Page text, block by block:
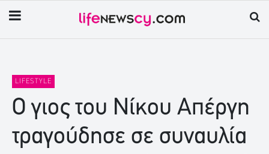
LIFESTYLE
Ο γιος του Νίκου Απέργη
τραγούδησε σε συναυλία